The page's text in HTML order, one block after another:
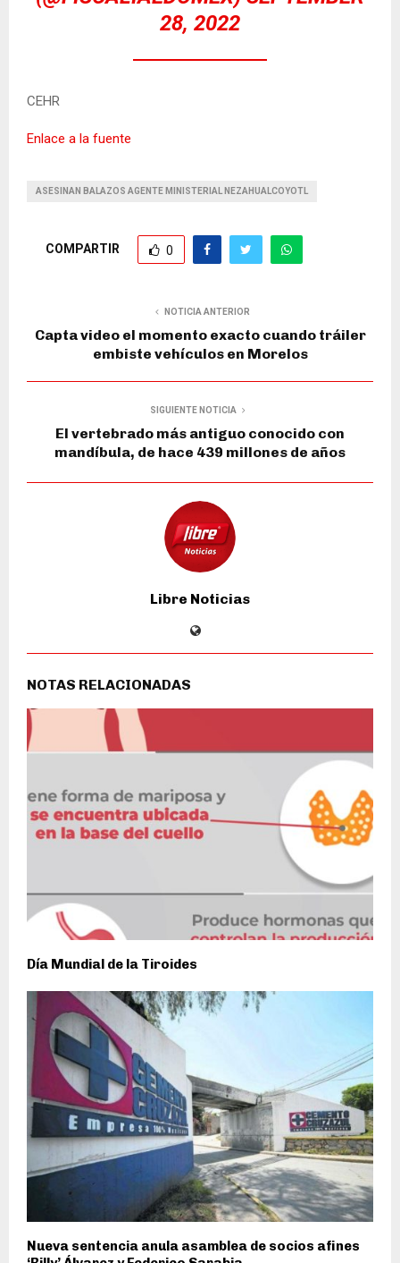
28, 2022
CEHR
Enlace a la fuente
ASESINAN BALAZOS AGENTE MINISTERIAL NEZAHUALCOYOTL
COMPARTIR 0
NOTICIA ANTERIOR
Capta video el momento exacto cuando tráiler
embiste vehículos en Morelos
SIGUIENTE NOTICIA
El vertebrado más antiguo conocido con
mandíbula, de hace 439 millones de años
Libre Noticias
NOTAS RELACIONADAS
Día Mundial de la Tiroides
Nueva sentencia anula asamblea de socios afines